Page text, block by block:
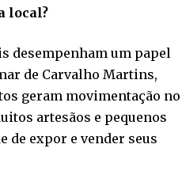
local?
desempenham um papel
de Carvalho Martins,
geram movimentação no
artesãos e pequenos
de expor e vender seus